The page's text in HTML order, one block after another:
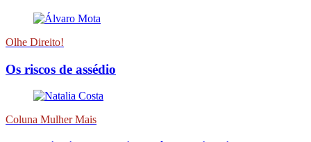
Olhe Direito!
Os riscos de assédio
Coluna Mulher Mais